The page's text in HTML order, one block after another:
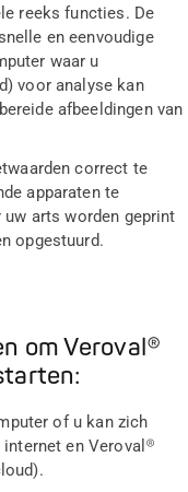
reeks functies. De
en eenvoudige
waar u
voor analyse kan
afbeeldingen van
correct te
apparaten te
arts worden geprint
opgestuurd.
om Veroval®
of u kan zich
en Veroval®